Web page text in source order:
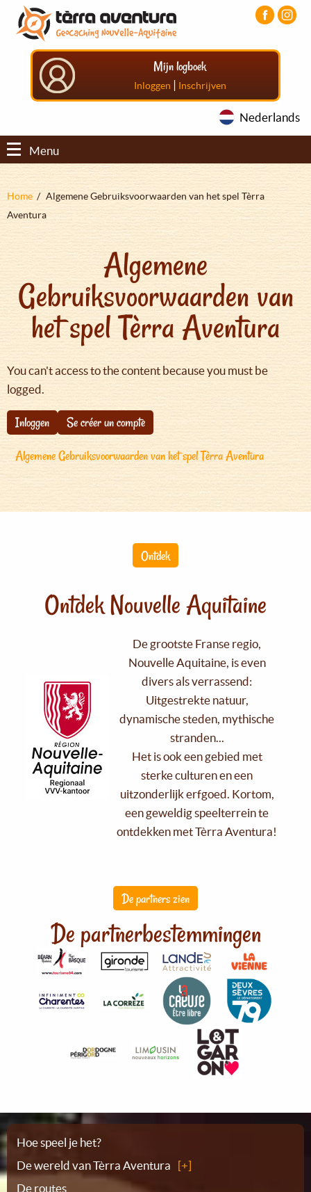
Overslaan
naar
Aller
menu
principal
Aller
pied
Mijn logboek
Inloggen | Inschrijven
Nederlands
Menu
Kruimelpad
Home
Algemene Gebruiksvoorwaarden van het spel Tèrra
Aventura
Algemene
Gebruiksvoorwaarden van
het spel Tèrra Aventura
You can't access to the content because you must be
logged.
Inloggen
Se créer un compte
Algemene Gebruiksvoorwaarden van het spel Tèrra Aventura
Ontdek
Ontdek Nouvelle Aquitaine
De grootste Franse regio,
Nouvelle Aquitaine, is even
divers als verrassend:
Uitgestrekte natuur,
dynamische steden, mythische
stranden...
Het is ook een gebied met
sterke culturen en een
uitzonderlijk erfgoed. Kortom,
een geweldig speelterrein te
ontdekken met Tèrra Aventura!
De partners zien
De partnerbestemmingen
Plattegrond
Hoe speel je het?
De wereld van Tèrra Aventura
De routes